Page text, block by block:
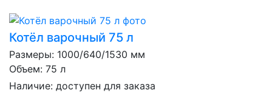
Котёл варочный 75 л
Размеры: 1000/640/1530 мм
Объем: 75 л
Наличие: доступен для заказа